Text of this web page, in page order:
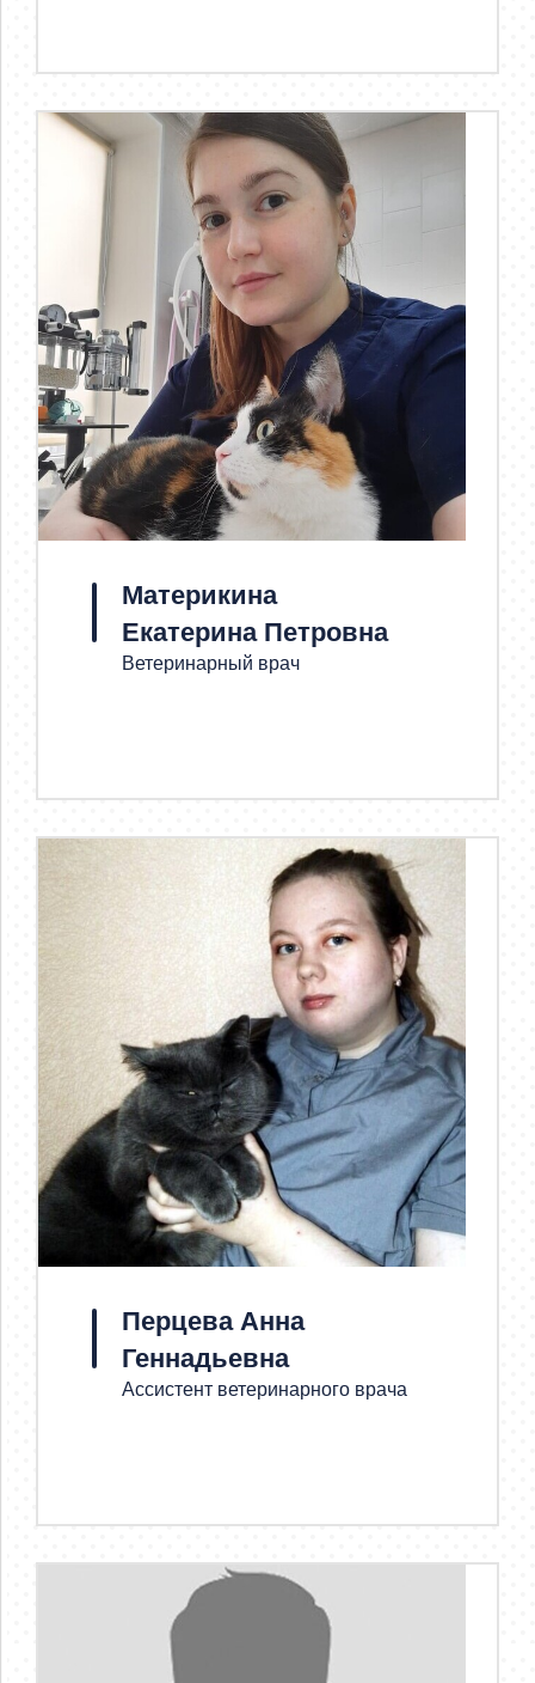
Материкина
Екатерина Петровна
Ветеринарный врач
Перцева Анна
Геннадьевна
Ассистент ветеринарного врача